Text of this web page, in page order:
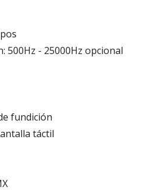
500Hz - 25000Hz opcional
fundición
táctil